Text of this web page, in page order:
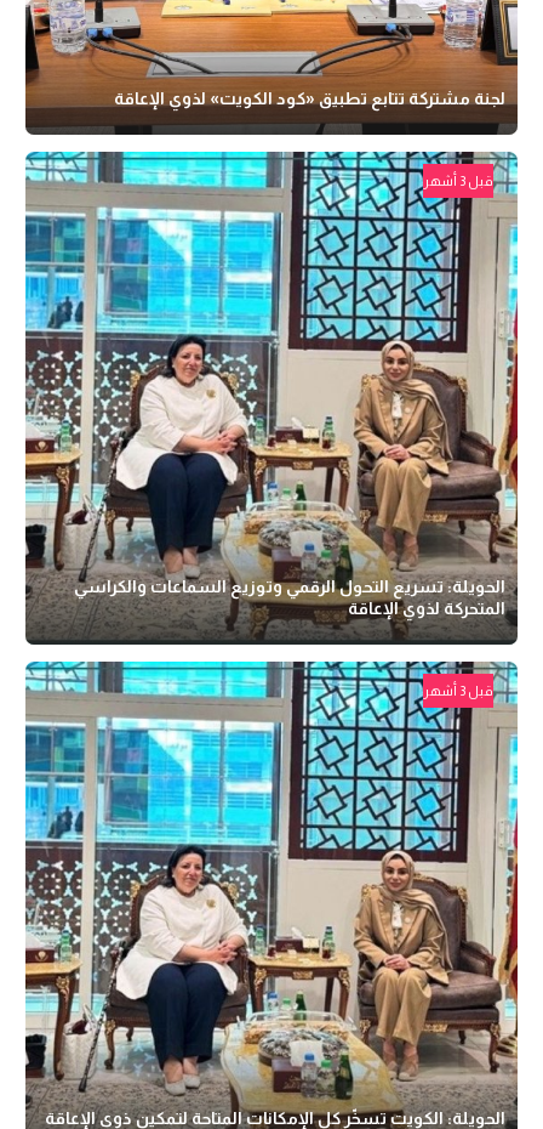
لجنة مشتركة تتابع تطبيق «كود الكويت» لذوي الإعاقة
قبل 3 أشهر
الحويلة: تسريع التحول الرقمي وتوزيع السماعات والكراسي
المتحركة لذوي الإعاقة
قبل 3 أشهر
الحويلة: الكويت تسخّر كل الإمكانات المتاحة لتمكين ذوي الإعاقة